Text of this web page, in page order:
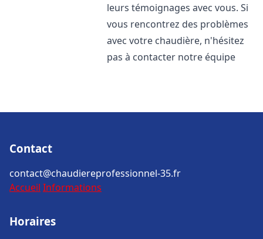
leurs témoignages avec vous. Si
vous rencontrez des problèmes
avec votre chaudière, n'hésitez
pas à contacter notre équipe
Contact
contact@chaudiereprofessionnel-35.fr
Accueil Informations
Horaires